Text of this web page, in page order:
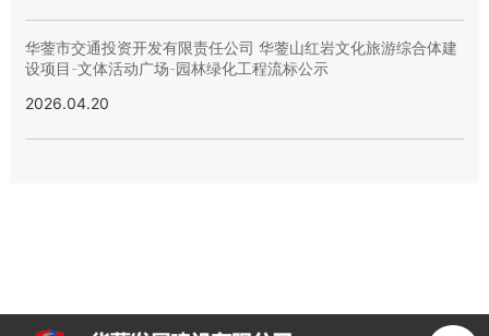
华蓥市交通投资开发有限责任公司 华蓥山红岩文化旅游综合体建
设项目-文体活动广场-园林绿化工程流标公示
2026.04.20